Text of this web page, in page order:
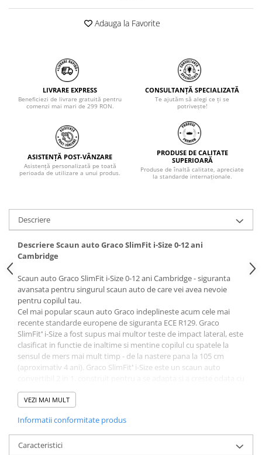
Adauga la Favorite
LIVRARE EXPRESS
Beneficiezi de livrare gratuită pentru
comenzi mai mari de 299 RON.
CONSULTANȚĂ SPECIALIZATĂ
Te ajutăm să alegi ce ți se
potrivește!
ASISTENȚĂ POST-VÂNZARE
Asistență personalizată pe toată
perioada de utilizare a unui produs.
PRODUSE DE CALITATE
SUPERIOARĂ
Produse de înaltă calitate, apreciate
la standarde internaționale.
Descriere
Descriere Scaun auto Graco SlimFit i-Size 0-12 ani
Cambridge
Scaun auto Graco SlimFit i-Size 0-12 ani Cambridge - siguranta
avansata pentru singurul scaun auto de care vei avea nevoie
pentru copilul tau.
Cel mai popular scaun auto Graco indeplineste acum cele mai
recente standarde europene de siguranta ECE R129. Graco
SlimFit' i-Size a fost supus mai multor teste de impact lateral, este
clasificat in functie de inaltime si mentine copilul cu spatele la
sensul de mers mai mult timp - de la nastere pana la 105 cm
(aproximativ 4 ani). Graco SlimFit' i-Size este un scaun auto
copilul tau, de la nastere pana la 145 cm sau aproximativ 12 ani.'
Scaunul auto convertibil Graco SlimFit original a fost adaptat
pentru a indeplini noile standarde R129 ale UE. Cel mai important,
Graco SlimFit
i-Size a fost supus unor teste de impact lateral mai
VEZI MAI MULT
Informatii conformitate produs
Caracteristici